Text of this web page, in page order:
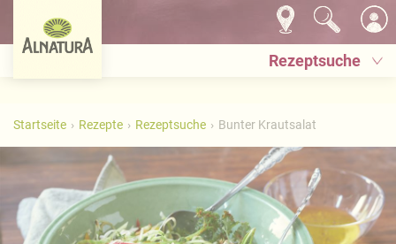
Rezeptsuche
Startseite Rezepte Rezeptsuche Bunter Krautsalat